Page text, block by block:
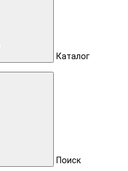
Каталог
Поиск